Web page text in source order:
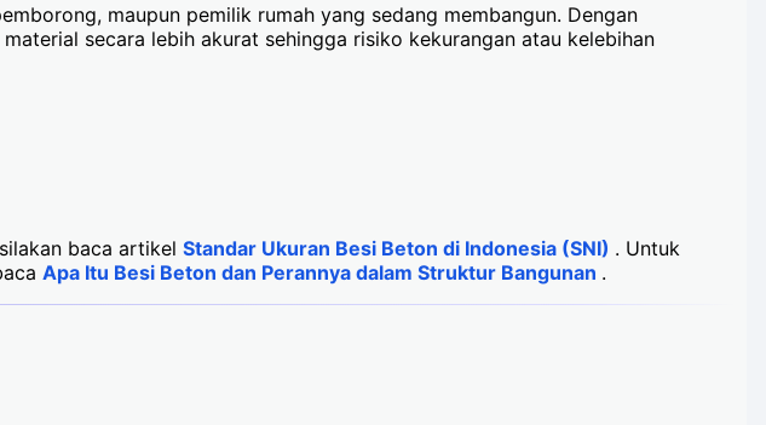
maupun pemilik rumah yang sedang membangun. Dengan
secara lebih akurat sehingga risiko kekurangan atau kelebihan
baca artikel Standar Ukuran Besi Beton di Indonesia (SNI) . Untuk
Apa Itu Besi Beton dan Perannya dalam Struktur Bangunan .